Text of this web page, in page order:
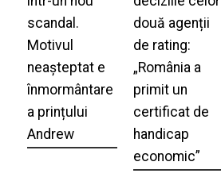
scandal.
Motivul
neașteptat e
înmormântare
a prințului
Andrew
două agenții
de rating:
„România a
primit un
certificat de
handicap
economic”